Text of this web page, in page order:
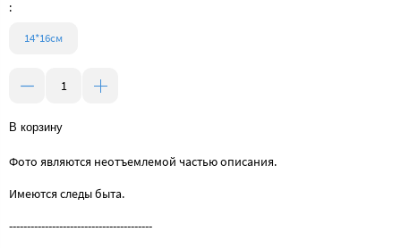
:
14*16см
В корзину
Фото являются неотъемлемой частью описания.
Имеются следы быта.
----------------------------------------